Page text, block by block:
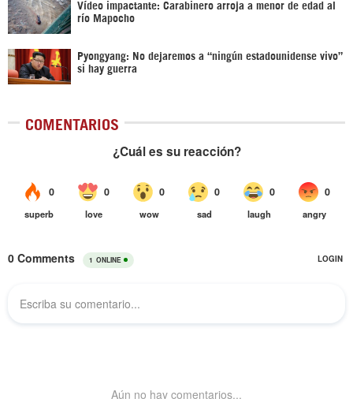
Vídeo impactante: Carabinero arroja a menor de edad al
río Mapocho
Pyongyang: No dejaremos a “ningún estadounidense vivo”
si hay guerra
COMENTARIOS